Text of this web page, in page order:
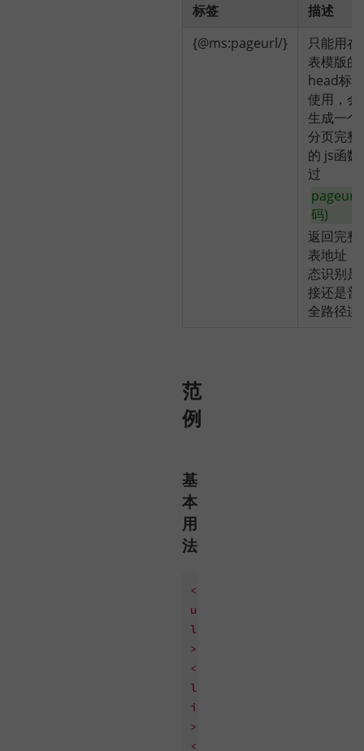
标签
描述
{@ms:pageurl/}
只能用在
表模版的
head标
使用，会
生成一个
分页完整
的 js函数
过
码)
返回完整
表地址，
态识别是
接还是普
全路径连
范
例
基
本
用
法
<
u
l
>
<
l
i
>
<